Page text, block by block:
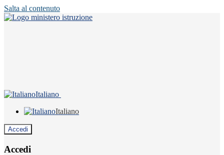
Salta al contenuto
Italiano
Italiano
Accedi
Accedi